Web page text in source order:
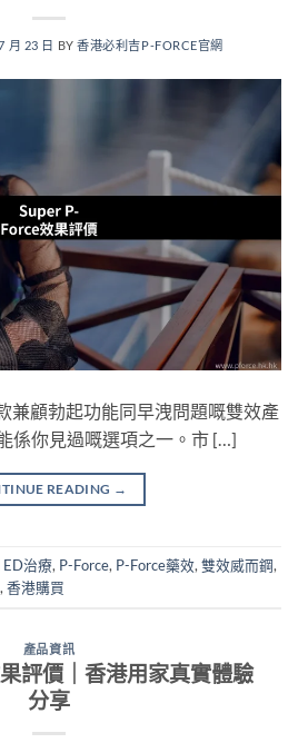
月 23 日 BY香港必利吉P-FORCE官網
兼顧勃起功能同早洩問題嘅雙效產
係你見過嘅選項之一。市 […]
READING →
ED治療, P-Force, P-Force藥效, 雙效威而鋼,
, 香港購買
產品資訊
評價｜香港用家真實體驗
分享